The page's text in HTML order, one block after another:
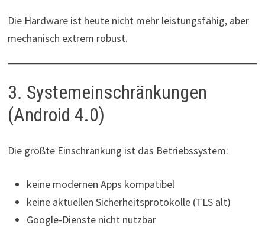
Die Hardware ist heute nicht mehr leistungsfähig, aber
mechanisch extrem robust.
3. Systemeinschränkungen
(Android 4.0)
Die größte Einschränkung ist das Betriebssystem:
keine modernen Apps kompatibel
keine aktuellen Sicherheitsprotokolle (TLS alt)
Google-Dienste nicht nutzbar